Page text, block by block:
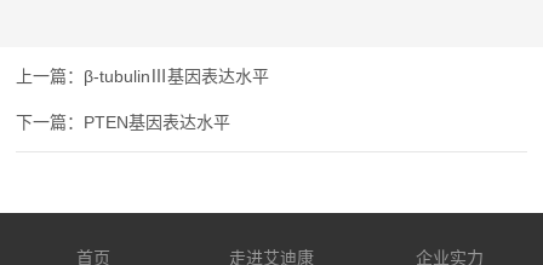
β-tubulinⅢ基因表达水平
PTEN基因表达水平
首页 走进艾迪康
企业实力